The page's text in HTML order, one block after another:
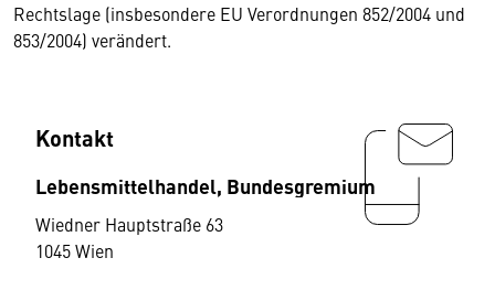
Rechtslage (insbesondere EU Verordnungen 852/2004 und
853/2004) verändert.
Kontakt
Lebensmittelhandel, Bundesgremium
Wiedner Hauptstraße 63
1045 Wien